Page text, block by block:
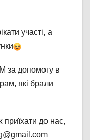
участі, а
за допомогу в
які брали
до нас,